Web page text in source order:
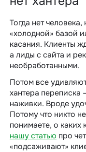
Тогда нет
«холодной» базой
касания. Клиенты
а лиды с сайта и
необработанными.
Потом все
хантера переписка
наживки. Вроде
Потому что никто
понимаете, о
нашу статью про
«подсаживают»